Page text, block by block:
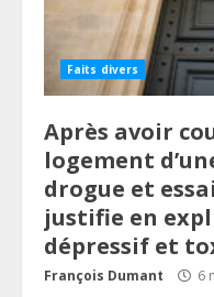
Faits divers
Après avoir
logement
drogue et
justifie en
dépressif et
François Dumant 6